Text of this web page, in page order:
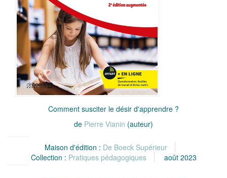
Comment susciter le désir d'apprendre ?
de Pierre Vianin (auteur)
Maison d'édition : De Boeck Supérieur
Collection : Pratiques pédagogiques août 2023